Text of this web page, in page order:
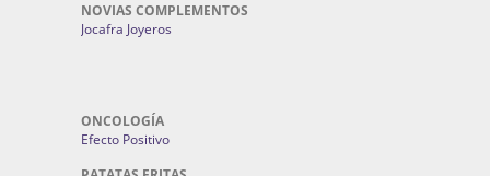
NOVIAS COMPLEMENTOS
Jocafra Joyeros
ONCOLOGÍA
Efecto Positivo